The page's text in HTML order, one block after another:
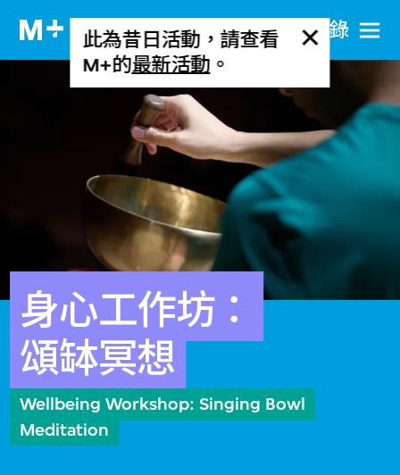
目​錄
此為昔日活動，請查看
M+的最新活動 。
身心工作坊：
頌缽冥想
Wellbeing Workshop: Singing Bowl
Meditation